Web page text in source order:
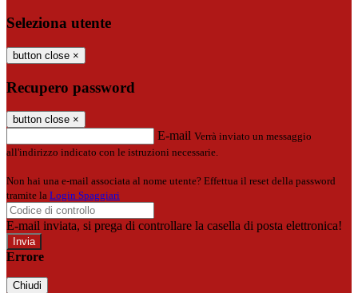
Seleziona utente
button close ×
Recupero password
button close ×
E-mail Verrà inviato un messaggio
all'indirizzo indicato con le istruzioni necessarie.
Non hai una e-mail associata al nome utente? Effettua il reset della password
tramite la Login Spaggiari
E-mail inviata, si prega di controllare la casella di posta elettronica!
Errore
Chiudi